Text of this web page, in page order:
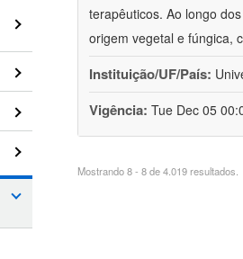
terapêuticos. Ao longo
origem vegetal e fúngica,
Instituição/UF/País:
Vigência: Tue Dec 05
Mostrando 8 - 8 de 4.019 resultados.